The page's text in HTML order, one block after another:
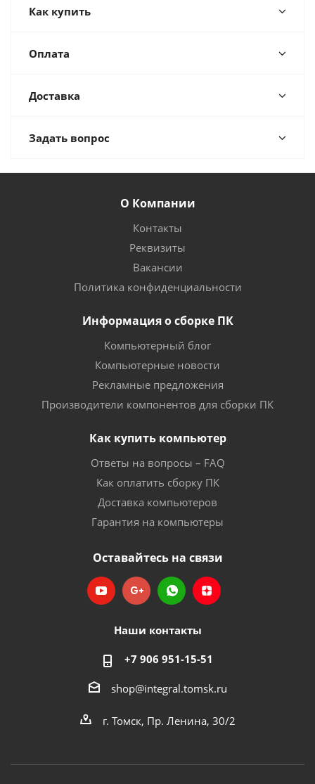
Как купить
Оплата
Доставка
Задать вопрос
О Компании
Контакты
Реквизиты
Вакансии
Политика конфиденциальности
Информация о сборке ПК
Компьютерный блог
Компьютерные новости
Рекламные предложения
Производители компонентов для сборки ПК
Как купить компьютер
Ответы на вопросы – FAQ
Как оплатить сборку ПК
Доставка компьютеров
Гарантия на компьютеры
Оставайтесь на связи
Наши контакты
+7 906 951-15-51
shop@integral.tomsk.ru
г. Томск, Пр. Ленина, 30/2